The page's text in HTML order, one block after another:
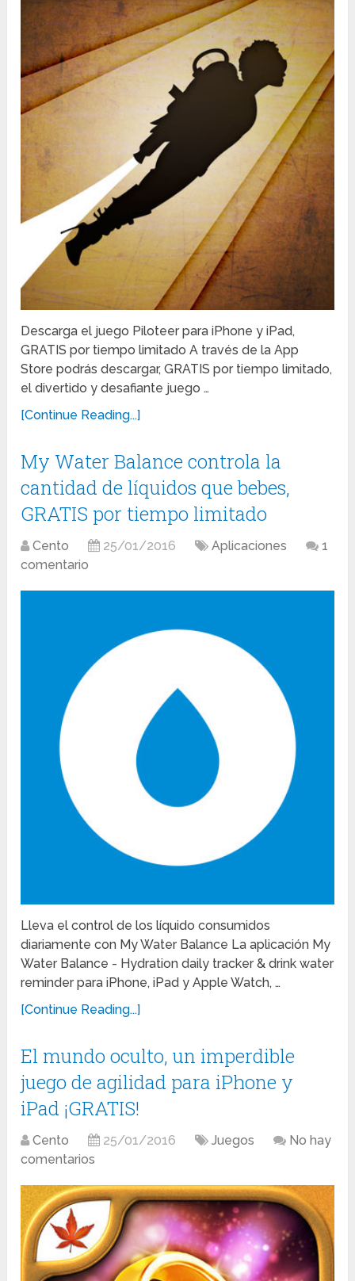
Descarga el juego Piloteer para iPhone y iPad,
GRATIS por tiempo limitado A través de la App
Store podrás descargar, GRATIS por tiempo limitado,
el divertido y desafiante juego …
[Continue Reading...]
My Water Balance controla la
cantidad de líquidos que bebes,
GRATIS por tiempo limitado
Cento 25/01/2016 Aplicaciones
1
comentario
Lleva el control de los líquido consumidos
diariamente con My Water Balance La aplicación My
Water Balance ­- Hydration daily tracker & drink water
reminder para iPhone, iPad y Apple Watch, …
[Continue Reading...]
El mundo oculto, un imperdible
juego de agilidad para iPhone y
iPad ¡GRATIS!
Cento 25/01/2016 Juegos
No hay
comentarios